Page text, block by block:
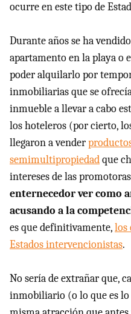
ocurre en este tipo de
Durante años se ha
apartamento en la playa o
poder alquilarlo por
inmobiliarias que se
inmueble a llevar a cabo
los hoteleros (por cierto,
llegaron a vender
semimultipropiedadque
intereses de las
enternecedor ver como
acusando a la
es que definitivamente,los
Estados intervencionistas.
No sería de extrañar que,
inmobiliario (o lo que es